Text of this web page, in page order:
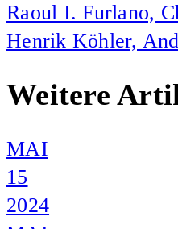
Raoul I. Furlano,
Henrik Köhler,
Weitere
MAI
15
2024